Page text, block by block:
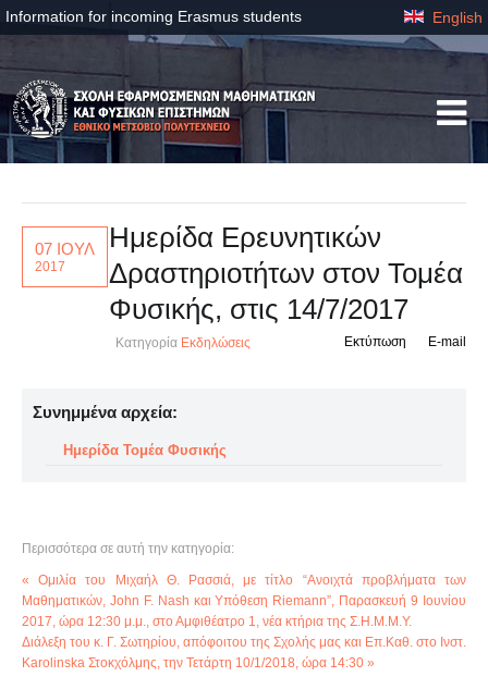
Information for incoming Erasmus students English
07 ΙΟΥΛ
2017
Ημερίδα Ερευνητικών
Δραστηριοτήτων στον Τομέα
Φυσικής, στις 14/7/2017
Κατηγορία Εκδηλώσεις E-mail
Εκτύπωση
Συνημμένα αρχεία:
Ημερίδα Τομέα Φυσικής
Περισσότερα σε αυτή την κατηγορία:
« Ομιλία του Μιχαήλ Θ. Ρασσιά, με τίτλο “Ανοιχτά προβλήματα των
Μαθηματικών, John F. Nash και Υπόθεση Riemann”, Παρασκευή 9 Ιουνίου
2017, ώρα 12:30 μ.μ., στο Αμφιθέατρο 1, νέα κτήρια της Σ.Η.Μ.Μ.Υ.
Διάλεξη του κ. Γ. Σωτηρίου, απόφοιτου της Σχολής μας και Επ.Καθ. στο Ινστ.
Karolinska Στοκχόλμης, την Τετάρτη 10/1/2018, ώρα 14:30 »